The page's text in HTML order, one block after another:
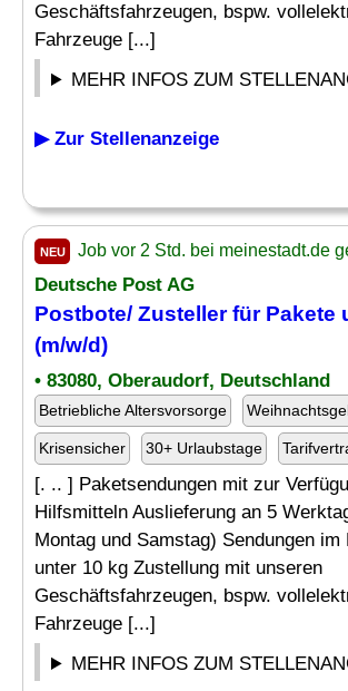
Geschäftsfahrzeugen, bspw.
Fahrzeuge [...]
MEHR INFOS ZUM
▶ Zur Stellenanzeige
NEU Job vor 2 Std. bei meinestadt.de
Deutsche Post AG
Postbote/ Zustellerfür Pakete
(m/w/d)
• 83080, Oberaudorf, Deutschland
Betriebliche Altersvorsorge
Krisensicher 30+ Urlaubstage
[. .. ] Paketsendungen mit zur
Hilfsmitteln Auslieferung an 5
Montag und Samstag) Sendungen
unter 10 kg Zustellung mit unseren
Geschäftsfahrzeugen, bspw.
Fahrzeuge [...]
MEHR INFOS ZUM